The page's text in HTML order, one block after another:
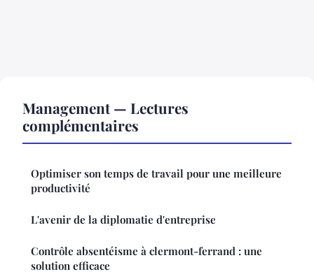
Management — Lectures
complémentaires
Optimiser son temps de travail pour une meilleure
productivité
L'avenir de la diplomatie d'entreprise
Contrôle absentéisme à clermont-ferrand : une
solution efficace